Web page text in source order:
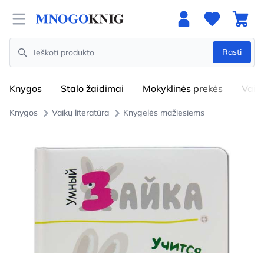
Open menu
Search
Rasti
Knygos Stalo žaidimai Mokyklinės prekės
Knygos Vaikų literatūra Knygelės mažiesiems